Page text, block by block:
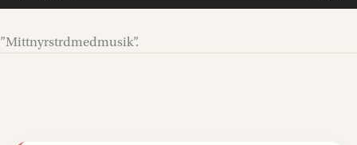
”Mittnyrstrdmedmusik”.